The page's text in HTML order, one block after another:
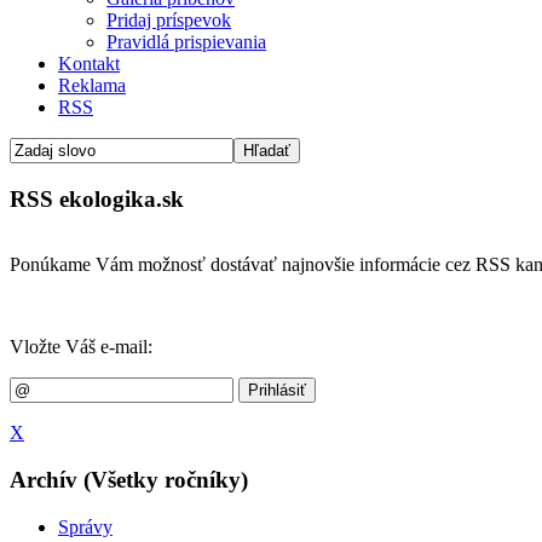
Pridaj príspevok
Pravidlá prispievania
Kontakt
Reklama
RSS
RSS ekologika.sk
Ponúkame Vám možnosť dostávať najnovšie informácie cez RSS
Vložte Váš e-mail:
X
Archív (Všetky ročníky)
Správy